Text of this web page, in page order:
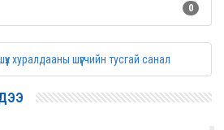
0
хуралдааны шүүгчийн тусгай санал